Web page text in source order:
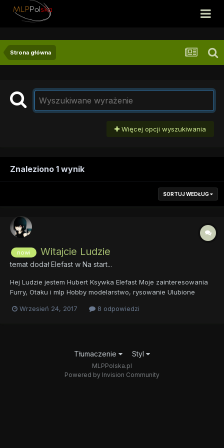
Strona główna
Więcej opcji wyszukiwania
Znaleziono 1 wynik
SORTUJ WEDŁUG
nowi Witajcie Ludzie
temat dodałElefast w Na start...
Hej Ludzie jestem Hubert Ksywka Elefast Moje zainteresowania
Furry, Otaku i mlp Hobby modelarstwo, rysowanie Ulubione
Jak by ktoś chciał tu ejst mój profil na deviant art
Wrzesień 24, 2017 8 odpowiedzi
Tłumaczenie Styl
MLPPolska.pl
Powered by Invision Community